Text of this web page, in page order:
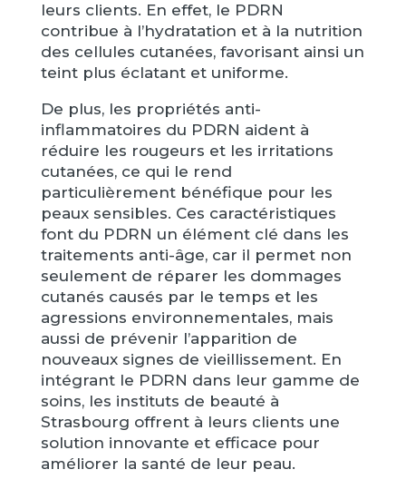
leurs clients. En effet, le PDRN
contribue à l’hydratation et à la nutrition
des cellules cutanées, favorisant ainsi un
teint plus éclatant et uniforme.
De plus, les propriétés anti-
inflammatoires du PDRN aident à
réduire les rougeurs et les irritations
cutanées, ce qui le rend
particulièrement bénéfique pour les
peaux sensibles. Ces caractéristiques
font du PDRN un élément clé dans les
traitements anti-âge, car il permet non
seulement de réparer les dommages
cutanés causés par le temps et les
agressions environnementales, mais
aussi de prévenir l’apparition de
nouveaux signes de vieillissement. En
intégrant le PDRN dans leur gamme de
soins, les instituts de beauté à
Strasbourg offrent à leurs clients une
solution innovante et efficace pour
améliorer la santé de leur peau.